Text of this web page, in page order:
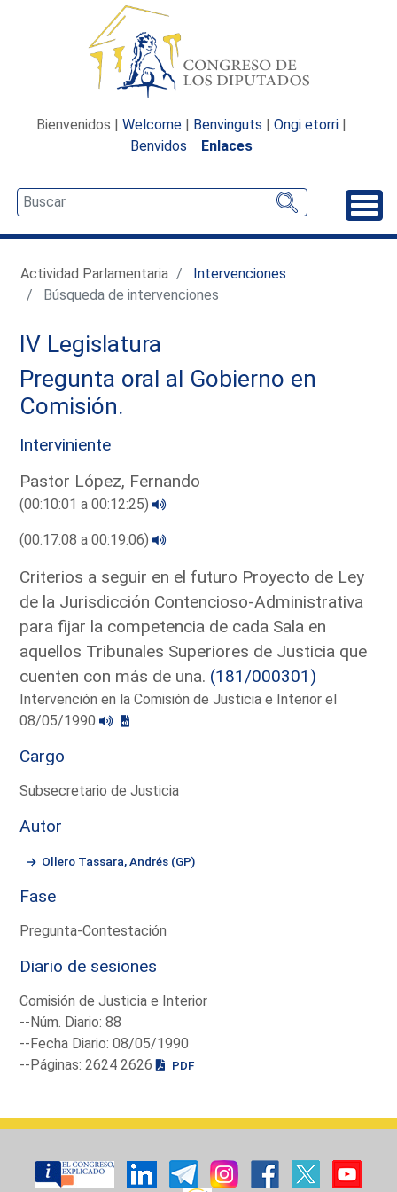
Bienvenidos | Welcome | Benvinguts | Ongi etorri |
Benvidos
Enlaces
Actividad Parlamentaria
Intervenciones
Búsqueda de intervenciones
IV Legislatura
Pregunta oral al Gobierno en
Comisión.
Interviniente
Pastor López, Fernando
(00:10:01 a 00:12:25)
(00:17:08 a 00:19:06)
Criterios a seguir en el futuro Proyecto de Ley
de la Jurisdicción Contencioso-Administrativa
para fijar la competencia de cada Sala en
aquellos Tribunales Superiores de Justicia que
cuenten con más de una. (181/000301)
Intervención en la Comisión de Justicia e Interior el
08/05/1990
Cargo
Subsecretario de Justicia
Autor
Ollero Tassara, Andrés (GP)
Fase
Pregunta-Contestación
Diario de sesiones
Comisión de Justicia e Interior
--Núm. Diario: 88
--Fecha Diario: 08/05/1990
--Páginas: 2624 2626
PDF